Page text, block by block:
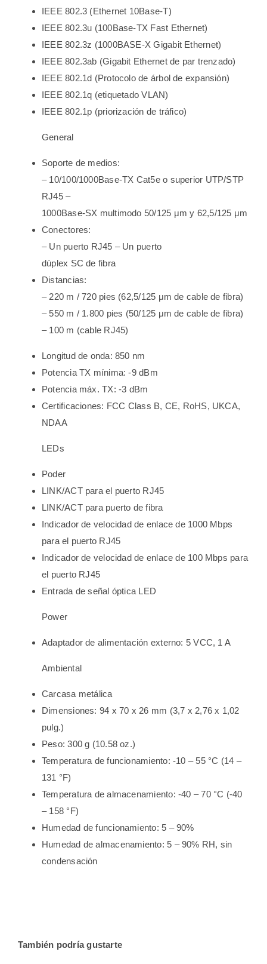
IEEE 802.3 (Ethernet 10Base-T)
IEEE 802.3u (100Base-TX Fast Ethernet)
IEEE 802.3z (1000BASE-X Gigabit Ethernet)
IEEE 802.3ab (Gigabit Ethernet de par trenzado)
IEEE 802.1d (Protocolo de árbol de expansión)
IEEE 802.1q (etiquetado VLAN)
IEEE 802.1p (priorización de tráfico)
General
Soporte de medios:
– 10/100/1000Base-TX Cat5e o superior UTP/STP
RJ45 –
1000Base-SX multimodo 50/125 μm y 62,5/125 μm
Conectores:
– Un puerto RJ45 – Un puerto
dúplex SC de fibra
Distancias:
– 220 m / 720 pies (62,5/125 μm de cable de fibra)
– 550 m / 1.800 pies (50/125 μm de cable de fibra)
– 100 m (cable RJ45)
Longitud de onda: 850 nm
Potencia TX mínima: -9 dBm
Potencia máx. TX: -3 dBm
Certificaciones: FCC Class B, CE, RoHS, UKCA,
NDAA
LEDs
Poder
LINK/ACT para el puerto RJ45
LINK/ACT para puerto de fibra
Indicador de velocidad de enlace de 1000 Mbps
para el puerto RJ45
Indicador de velocidad de enlace de 100 Mbps para
el puerto RJ45
Entrada de señal óptica LED
Power
Adaptador de alimentación externo: 5 VCC, 1 A
Ambiental
Carcasa metálica
Dimensiones: 94 x 70 x 26 mm (3,7 x 2,76 x 1,02
pulg.)
Peso: 300 g (10.58 oz.)
Temperatura de funcionamiento: -10 – 55 °C (14 –
131 °F)
Temperatura de almacenamiento: -40 – 70 °C (-40
– 158 °F)
Humedad de funcionamiento: 5 – 90%
Humedad de almacenamiento: 5 – 90% RH, sin
condensación
También podría gustarte